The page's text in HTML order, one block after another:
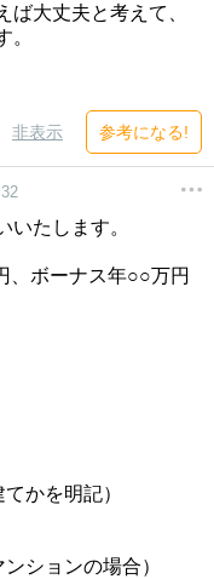
大丈夫と考えて、
。
非表示 参考になる!
たします。
、ボーナス年○○万円
かを明記）
ションの場合）